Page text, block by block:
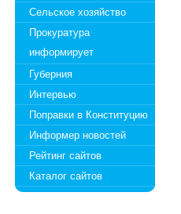
Сельское хозяйство
Прокуратура
информирует
Губерния
Интервью
Поправки в Конституцию
Информер новостей
Рейтинг сайтов
Каталог сайтов